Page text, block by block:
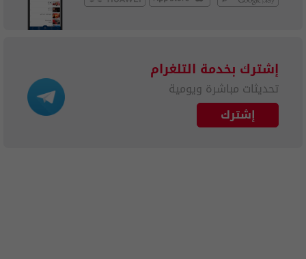
إشترك بخدمة التلغرام
تحديثات مباشرة ويومية
إشترك